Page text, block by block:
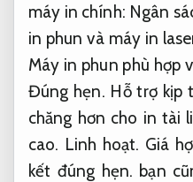
máy in chính: Ngân
in phun và máy in
Máy in phun phù hợp
Đúng hẹn. Hỗ trợ kịp
chăng hơn cho in tài
cao. Linh hoạt. Giá
kết đúng hẹn. bạn